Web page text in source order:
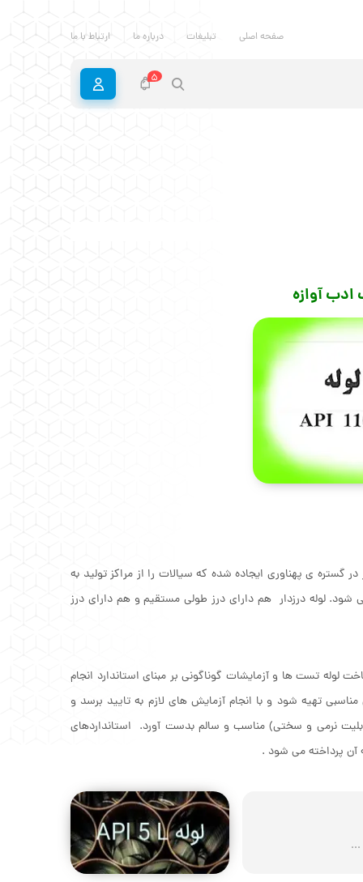
صفحه اصلی تبلیغات درباره ما ارتباط با ما
5
آوازه
گستره ی پهناوری ایجاده شده که سیالات را از مراکز تولید به
شود. لوله درزدار هم دارای درز طولی مستقیم و هم دارای درز
لوله تست ها و آزمایشات گوناگونی بر مبنای استاندارد انجام
تهیه شود و با انجام آزمایش های لازم به تایید برسد و
نرمی و سختی) مناسب و سالم بدست آورد. استانداردهای
آن پرداخته می شود .